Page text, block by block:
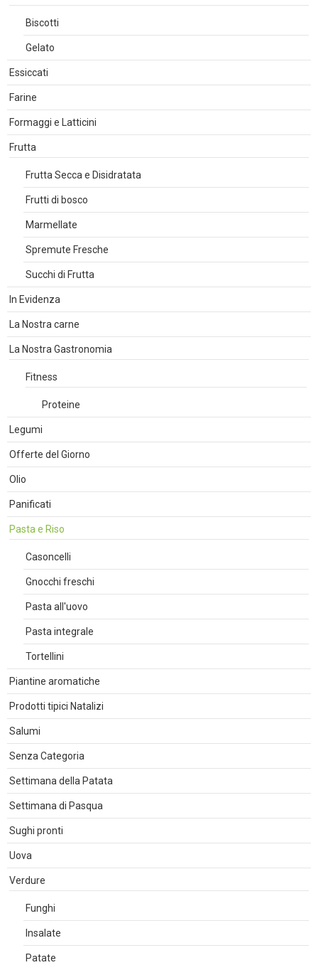
Biscotti
Gelato
Essiccati
Farine
Formaggi e Latticini
Frutta
Frutta Secca e Disidratata
Frutti di bosco
Marmellate
Spremute Fresche
Succhi di Frutta
In Evidenza
La Nostra carne
La Nostra Gastronomia
Fitness
Proteine
Legumi
Offerte del Giorno
Olio
Panificati
Pasta e Riso
Casoncelli
Gnocchi freschi
Pasta all'uovo
Pasta integrale
Tortellini
Piantine aromatiche
Prodotti tipici Natalizi
Salumi
Senza Categoria
Settimana della Patata
Settimana di Pasqua
Sughi pronti
Uova
Verdure
Funghi
Insalate
Patate